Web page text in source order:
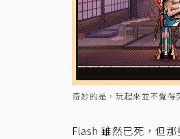
奇妙的是，玩起來並不覺得
Flash 雖然已死，但